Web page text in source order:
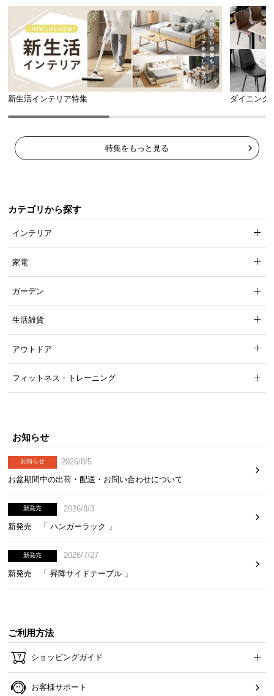
安全面にもしっかり配慮した設計
傷防止フェルトで床を守る
止するフェルトが付属しています。
新生活インテリア特集 ダイニング
特集をもっと見る
カテゴリから探す
インテリア
家電
ガーデン
生活雑貨
アウトドア
フィットネス・トレーニング
お知らせ
お知らせ
2026/8/5
お盆期間中の出荷・配送・お問い合わせについて
新発売
2026/8/3
新発売 「 ハンガーラック 」
新発売
2026/7/27
新発売 「 昇降サイドテーブル 」
ご利用方法
ショッピングガイド
お客様サポート